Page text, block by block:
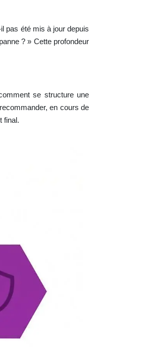
pas été mis à jour depuis
? » Cette profondeur
se structure une
en cours de
final.